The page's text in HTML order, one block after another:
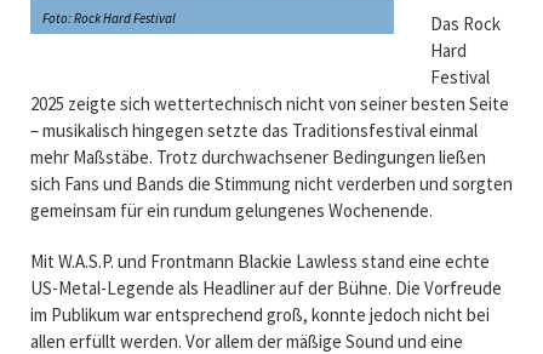
Foto: Rock Hard Festival Das Rock
Hard
Festival
2025 zeigte sich wettertechnisch nicht von seiner besten Seite
– musikalisch hingegen setzte das Traditionsfestival einmal
mehr Maßstäbe. Trotz durchwachsener Bedingungen ließen
sich Fans und Bands die Stimmung nicht verderben und sorgten
gemeinsam für ein rundum gelungenes Wochenende.
Mit W.A.S.P. und Frontmann Blackie Lawless stand eine echte
US-Metal-Legende als Headliner auf der Bühne. Die Vorfreude
im Publikum war entsprechend groß, konnte jedoch nicht bei
allen erfüllt werden. Vor allem der mäßige Sound und eine